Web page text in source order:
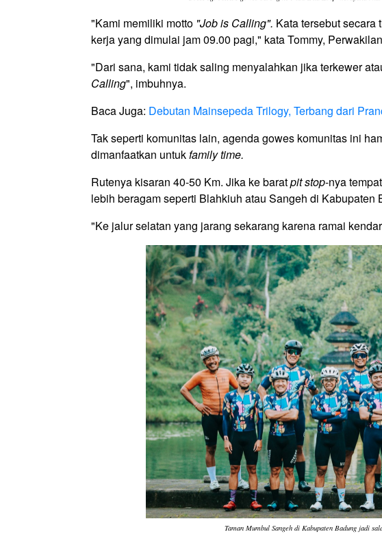
"Kami memiliki motto "Job is Calling". Kata tersebut secara
kerja yang dimulai jam 09.00 pagi," kata Tommy,
"Dari sana, kami tidak saling menyalahkan jika terkewer
Calling", imbuhnya.
Baca Juga: Debutan Mainsepeda Trilogy, Terbang dari
Tak seperti komunitas lain, agenda gowes komunitas ini
dimanfaatkan untukfamily time.
Rutenya kisaran 40-50 Km. Jika ke baratpit stop-nya
lebih beragam seperti Blahkiuh atau Sangeh di Kabupaten
"Ke jalur selatan yang jarang sekarang karena ramai
Taman Mumbul Sangeh di Kabupaten Badung jadi